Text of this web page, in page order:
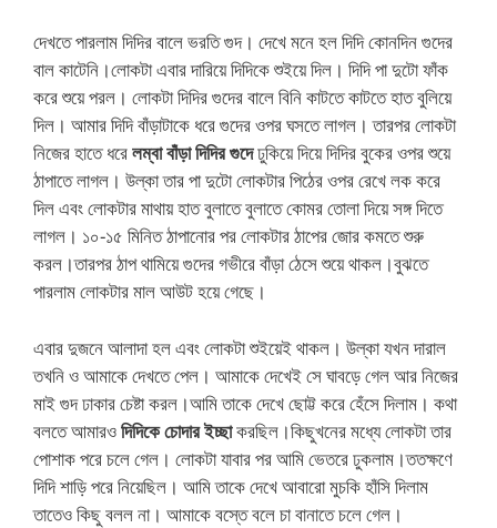
দেখতে পারলাম দিদির বালে ভরতি গুদ। দেখে মনে হল দিদি কোনদিন গুদের
বাল কাটেনি।লোকটা এবার দারিয়ে দিদিকে শুইয়ে দিল। দিদি পা দুটো ফাঁক
করে শুয়ে পরল। লোকটা দিদির গুদের বালে বিনি কাটতে কাটতে হাত বুলিয়ে
দিল। আমার দিদি বাঁড়াটাকে ধরে গুদের ওপর ঘসতে লাগল। তারপর লোকটা
নিজের হাতে ধরেলম্বা বাঁড়া দিদির গুদেঢুকিয়ে দিয়ে দিদির বুকের ওপর শুয়ে
ঠাপাতে লাগল। উল্কা তার পা দুটো লোকটার পিঠের ওপর রেখে লক করে
দিল এবং লোকটার মাথায় হাত বুলাতে বুলাতে কোমর তোলা দিয়ে সঙ্গ দিতে
লাগল। ১০-১৫ মিনিত ঠাপানোর পর লোকটার ঠাপের জোর কমতে শুরু
করল।তারপর ঠাপ থামিয়ে গুদের গভীরে বাঁড়া ঠেসে শুয়ে থাকল।বুঝতে
পারলাম লোকটার মাল আউট হয়ে গেছে।
এবার দুজনে আলাদা হল এবং লোকটা শুইয়েই থাকল। উল্কা যখন দারাল
তখনি ও আমাকে দেখতে পেল। আমাকে দেখেই সে ঘাবড়ে গেল আর নিজের
মাই গুদ ঢাকার চেষ্টা করল।আমি তাকে দেখে ছোট্ট করে হেঁসে দিলাম। কথা
বলতে আমারওদিদিকে চোদার ইচ্ছাকরছিল।কিছুখনের মধ্যে লোকটা তার
পোশাক পরে চলে গেল। লোকটা যাবার পর আমি ভেতরে ঢুকলাম।ততক্ষণে
দিদি শাড়ি পরে নিয়েছিল। আমি তাকে দেখে আবারো মুচকি হাঁসি দিলাম
তাতেও কিছু বলল না। আমাকে বস্তে বলে চা বানাতে চলে গেল।